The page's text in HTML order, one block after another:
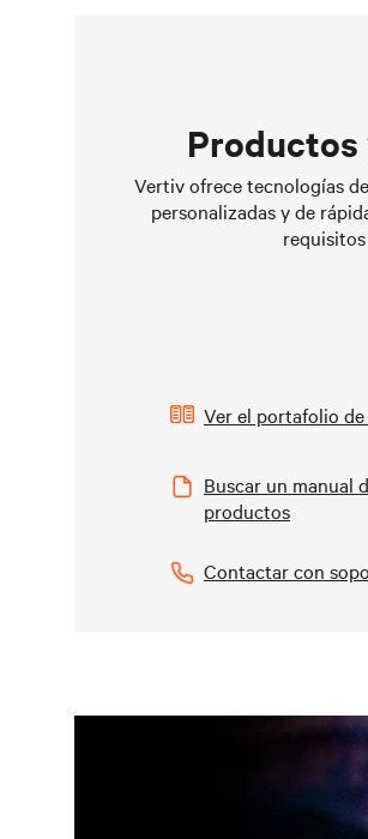
Liquid Cooling Options for
Data Centers
Vertiv ofrece tecnologías
personalizadas y de
Ver el portafolio
Buscar un manual
productos
Contactar con